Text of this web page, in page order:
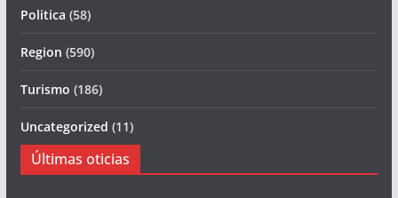
Politica (58)
Region (590)
Turismo (186)
Uncategorized (11)
Últimas oticias